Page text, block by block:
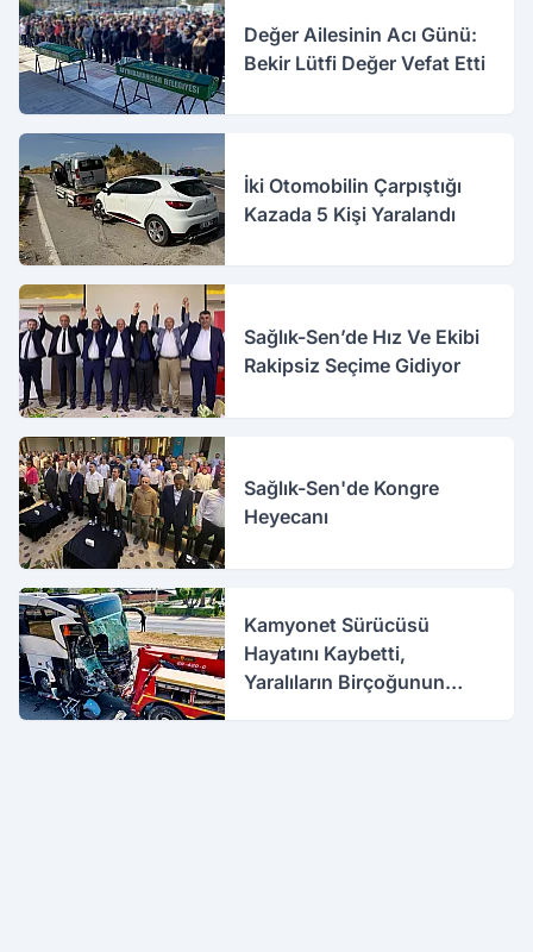
Değer Ailesinin Acı Günü:
Bekir Lütfi Değer Vefat Etti
İki Otomobilin Çarpıştığı
Kazada 5 Kişi Yaralandı
Sağlık-Sen’de Hız Ve Ekibi
Rakipsiz Seçime Gidiyor
Sağlık-Sen'de Kongre
Heyecanı
Kamyonet Sürücüsü
Hayatını Kaybetti,
Yaralıların Birçoğunun